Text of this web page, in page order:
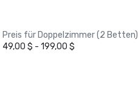
Preis für Doppelzimmer (2 Betten)
49,00 $ - 199,00 $